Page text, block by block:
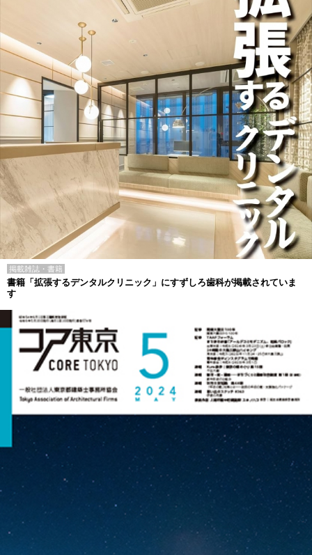
掲載雑誌・書籍
書籍「拡張するデンタルクリニック」にすずしろ歯科が掲載されていま
す